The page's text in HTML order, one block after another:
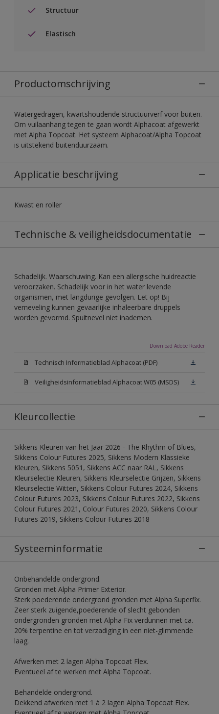
Structuur
Elastisch
Productomschrijving
Watergedragen, kwartshoudende structuurverf voor buiten.
Om vuilaanhang tegen te gaan wordt Alphacoat afgewerkt
met Alpha Topcoat. Het systeem Alphacoat/Alpha Topcoat
is uitstekend buitenduurzaam.
Applicatie beschrijving
Kwast en roller
Technische & veiligheidsdocumentatie
Schadelijk. Waarschuwing. Kan een allergische huidreactie
veroorzaken. Schadelijk voor in het water levende
organismen, met langdurige gevolgen. Let op! Bij
verneveling kunnen gevaarlijke inhaleerbare druppels
worden gevormd. Spuitnevel niet inademen.
Download Adobe Reader
Technisch Informatieblad Alphacoat (PDF)
Veiligheidsinformatieblad Alphacoat W05 (MSDS)
Kleurcollectie
Sikkens Kleuren van het Jaar 2026 - The Rhythm of Blues,
Sikkens Colour Futures 2025, Sikkens Modern Klassieke
Kleuren, Sikkens 5051, Sikkens ACC naar RAL, Sikkens
Kleurselectie Kleuren, Sikkens Kleurselectie Grijzen, Sikkens
Kleurselectie Witten, Sikkens Colour Futures 2024, Sikkens
Colour Futures 2023, Sikkens Colour Futures 2022, Sikkens
Colour Futures 2021, Colour Futures 2020, Sikkens Colour
Futures 2019, Sikkens Colour Futures 2018
Systeeminformatie
Onbehandelde ondergrond.
Gronden met Alpha Primer Exterior.
Sterk poederende ondergrond gronden met Alpha Superfix.
Zeer sterk zuigende,poederende of slecht gebonden
ondergronden gronden met Alpha Fix verdunnen met ca.
20% terpentine en tot verzadiging in een niet-glimmende
laag.
Afwerken met 2 lagen Alpha Topcoat Flex.
Eventueel af te werken met Alpha Topcoat.
Behandelde ondergrond.
Dekkend afwerken met 1 à 2 lagen Alpha Topcoat Flex.